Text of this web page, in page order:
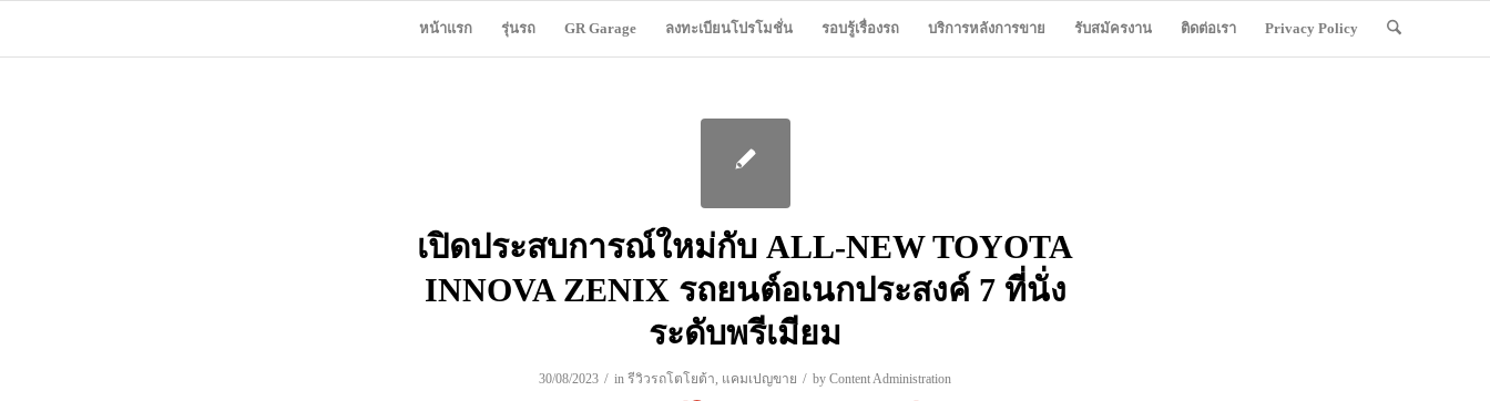
หน้าแรก รุ่นรถ GR Garage ลงทะเบียนโปรโมชั่น รอบรู้เรื่องรถ บริการหลังการขาย รับสมัครงาน ติดต่อเรา Privacy Policy
เปิดประสบการณ์ใหม่กับ ALL-NEW TOYOTA
INNOVA ZENIX รถยนต์อเนกประสงค์ 7 ที่นั่ง
ระดับพรีเมียม
30/08/2023 / in รีวิวรถโตโยต้า, แคมเปญขาย / by Content Administration